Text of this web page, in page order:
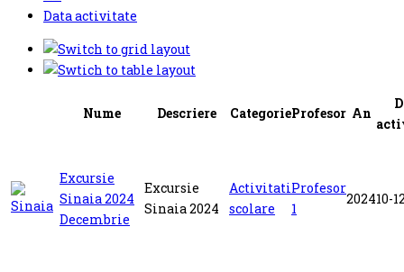
Data activitate
Nume Descriere CategorieProfesor An
Excursie
Sinaia 2024
Decembrie
Excursie
Sinaia 2024
Activitati
scolare
Profesor
1
202410-